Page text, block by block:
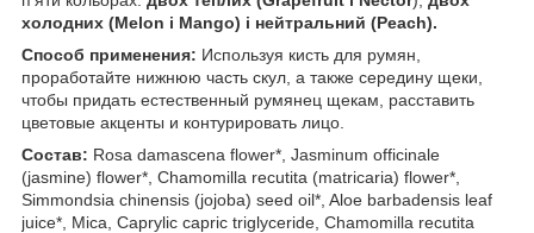
холодних (Melon і Mango) і нейтральний (Peach).
Способ применения: Используя кисть для румян,
проработайте нижнюю часть скул, а также середину щеки,
чтобы придать естественный румянец щекам, расставить
цветовые акценты и контурировать лицо.
Cостав: Rosa damascena flower*, Jasminum officinale
(jasmine) flower*, Chamomilla recutita (matricaria) flower*,
Simmondsia chinensis (jojoba) seed oil*, Aloe barbadensis leaf
juice*, Mica, Caprylic capric triglyceride, Chamomilla recutita